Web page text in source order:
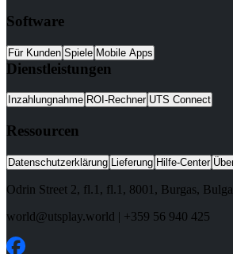
Software
Für Kunden Spiele Mobile Apps
Dienstleistungen
Inzahlungnahme ROI-Rechner UTS Connect
Ressourcen
Datenschutzerklärung Lieferung Hilfe-Center
Odrin Street 2, fl.1 , fl.1, 8001 , Burgas,
world@utsplay.world | +359 56 940 425